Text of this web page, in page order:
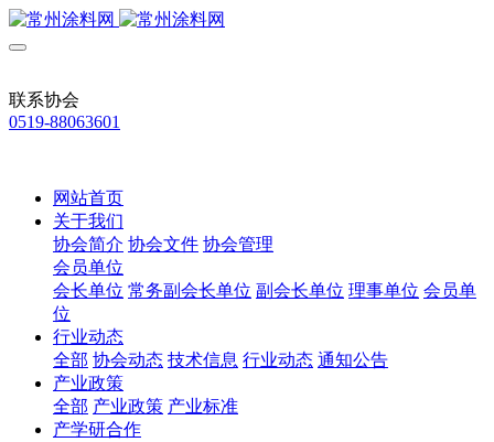
联系协会
0519-88063601
网站首页
关于我们
协会简介 协会文件 协会管理
会员单位
会长单位 常务副会长单位 副会长单位 理事单位 会员单
位
行业动态
全部 协会动态 技术信息 行业动态 通知公告
产业政策
全部 产业政策 产业标准
产学研合作